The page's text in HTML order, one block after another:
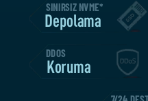
SINIRSIZ NVME*
Depolama
DDOS
Koruma